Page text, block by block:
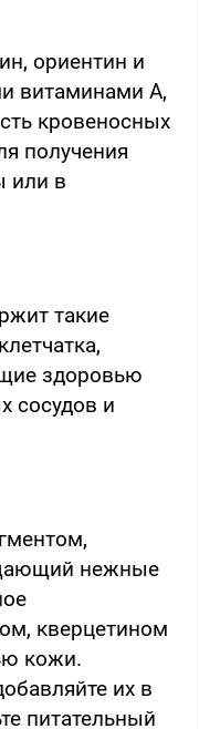
ориентин и
витаминами А,
кровеносных
получения
или в
такие
здоровью
сосудов и
нежные
кверцетином
кожи.
их в
питательный